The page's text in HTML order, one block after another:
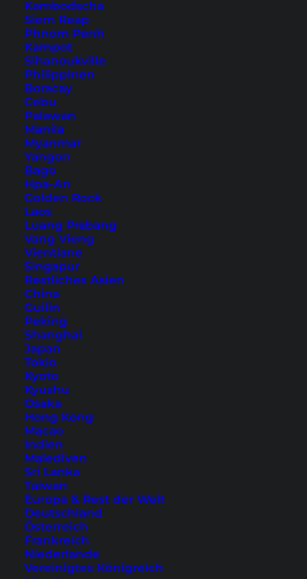
Kambodscha
Siem Reap
Phnom Penh
Kampot
Sihanoukville
Philippinen
Boracay
Cebu
Palawan
Manila
Myanmar
Yangon
Bago
Hpa-An
Golden Rock
Laos
Luang Prabang
Vang Vieng
Vientiane
Singapur
Restliches Asien
China
Guilin
Peking
Shanghai
Japan
Tokio
Kyoto
Kyushu
Osaka
Hong Kong
Macao
Indien
Malediven
Sri Lanka
Taiwan
Europa & Rest der Welt
Deutschland
Österreich
Frankreich
Niederlande
Vereinigtes Königreich
Über den Dächern von
Kuala Lumpur – der KL
Tower bei Nacht
Ein Erfahrungsbericht zum KL Tower, auch
bekannt als Menara Kuala Lumpur. Gerade
nachts ist die Aussicht beeindruckend.
Langkawi – Oriental
Village, Cable Car und
SkyBridge
Der Berg Gunung Mat Cincang auf Langkawi,
den du mit dem Cable Car erreichen kannst,
bietet eine herrliche Aussicht auf die
Umgebung.